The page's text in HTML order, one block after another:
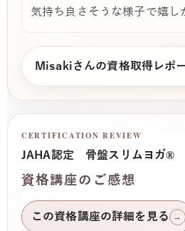
気持ち良さそうな様子で嬉し
Misakiさんの資格取得レポ
CERTIFICATION REVIEW
JAHA認定 骨盤スリムヨガ®
資格講座のご感想
この資格講座の詳細を見る →